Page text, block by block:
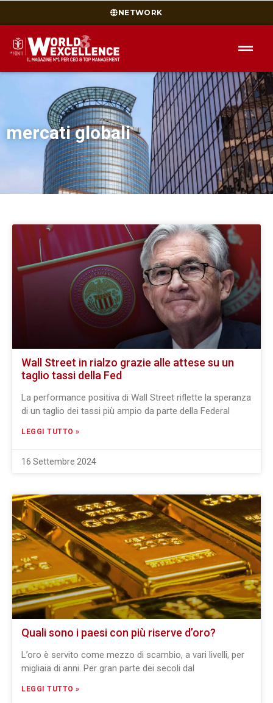
NETWORK
mercati globali
Wall Street in rialzo grazie alle attese su un
taglio tassi della Fed
La performance positiva di Wall Street riflette la speranza
di un taglio dei tassi più ampio da parte della Federal
LEGGI TUTTO »
16 Settembre 2024
Quali sono i paesi con più riserve d’oro?
L’oro è servito come mezzo di scambio, a vari livelli, per
migliaia di anni. Per gran parte dei secoli dal
LEGGI TUTTO »